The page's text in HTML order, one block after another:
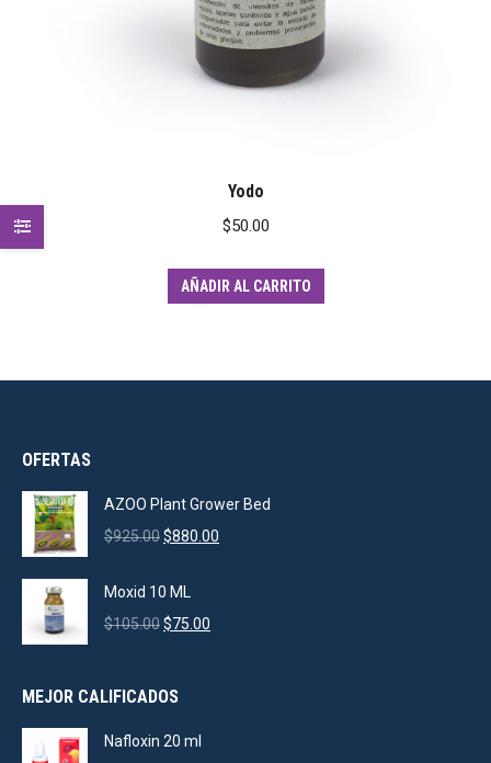
Yodo
$50.00
AÑADIR AL CARRITO
OFERTAS
AZOO Plant Grower Bed
$925.00Original
was:
$925.00.
$880.00
Moxid 10 ML
$105.00Original
$105.00.
$75.00
MEJOR CALIFICADOS
Nafloxin 20 ml